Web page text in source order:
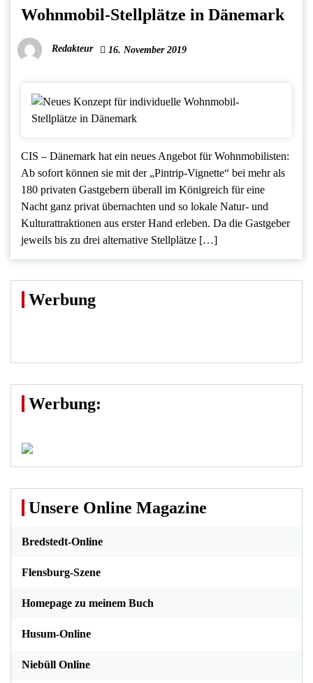
Wohnmobil-Stellplätze in Dänemark
Redakteur 16. November 2019
CIS – Dänemark hat ein neues Angebot für Wohnmobilisten:
Ab sofort können sie mit der „Pintrip-Vignette“ bei mehr als
180 privaten Gastgebern überall im Königreich für eine
Nacht ganz privat übernachten und so lokale Natur- und
Kulturattraktionen aus erster Hand erleben. Da die Gastgeber
jeweils bis zu drei alternative Stellplätze […]
Werbung
Werbung:
Unsere Online Magazine
Bredstedt-Online
Flensburg-Szene
Homepage zu meinem Buch
Husum-Online
Niebüll Online